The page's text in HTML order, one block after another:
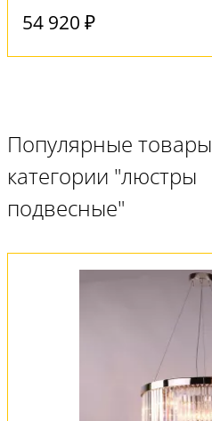
54 920 ₽
Популярные товары
категории "люстры
подвесные"